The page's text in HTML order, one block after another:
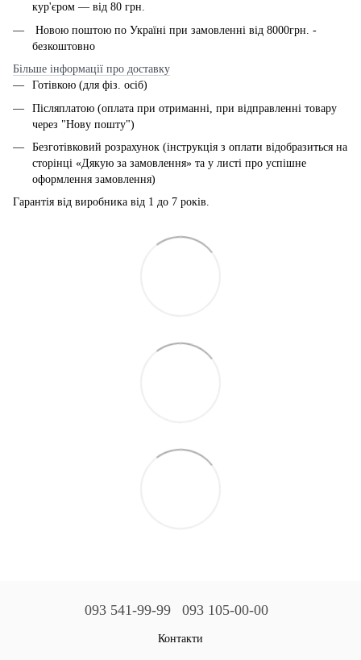
кур'єром — від 80 грн.
Новою поштою по Україні при замовленні від 8000грн. -
безкоштовно
Більше інформації про доставку
Готівкою (для фіз. осіб)
Післяплатою (оплата при отриманні, при відправленні товару
через "Нову пошту")
Безготівковий розрахунок (інструкція з оплати відобразиться на
сторінці «Дякую за замовлення» та у листі про успішне
оформлення замовлення)
Гарантія від виробника від 1 до 7 років.
093 541-99-99 093 105-00-00
Контакти